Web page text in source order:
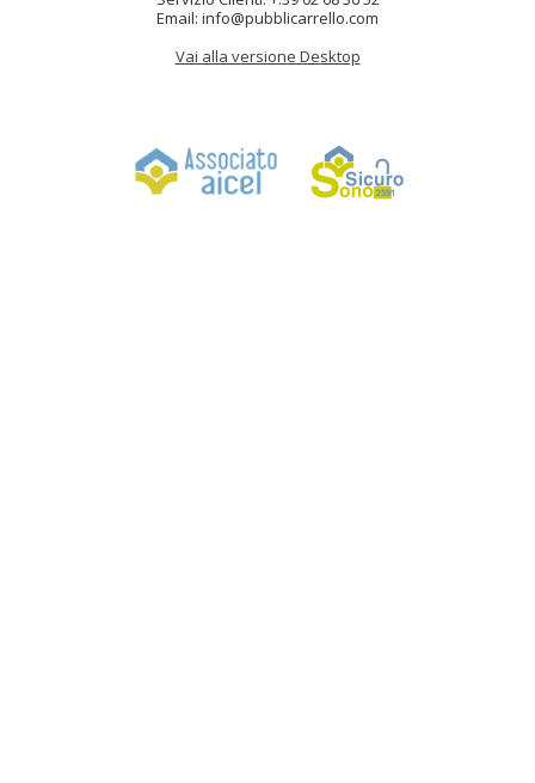
Email: info@pubblicarrello.com
Vai alla versione Desktop